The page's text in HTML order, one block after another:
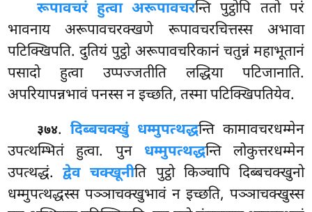
रूपावचरं हुत्वा अरूपावचरन्ति पुट्ठोपि ततो परं
भावनाय अरूपावचरक्खणे रूपावचरचित्तस्स अभावा
पटिक्खिपति. दुतियं पुट्ठो अरूपावचरिकानं चतुन्नं महाभूतानं
पसादो हुत्वा उप्पज्जतीति लद्धिया पटिजानाति.
अपरियापन्नभावं पनस्स न इच्छति, तस्मा पटिक्खिपतियेव.
३७४. दिब्बचक्खुं धम्मुपत्थद्धन्ति कामावचरधम्मेन
उपत्थम्भितं हुत्वा. पुन धम्मुपत्थद्धन्ति लोकुत्तरधम्मेन
उपत्थद्धं.द्वेव चक्खूनीति पुट्ठो किञ्चापि दिब्बचक्खुनो
धम्मुपत्थद्धस्स पञ्ञाचक्खुभावं न इच्छति, पञ्ञाचक्खुस्स